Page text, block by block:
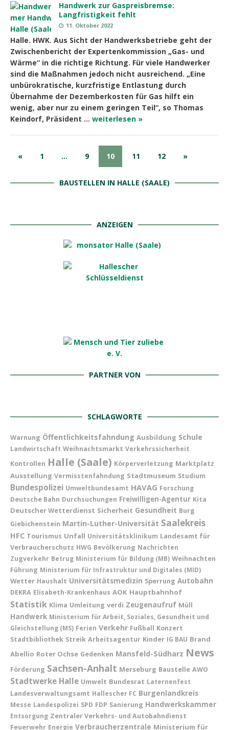
Handwerk zur Gaspreisbremse:
Langfristigkeit fehlt
11. Oktober 2022
Halle. HWK. Aus Sicht der Handwerksbetriebe geht der
Zwischenbericht der Expertenkommission „Gas- und
Wärme“ in die richtige Richtung. Für viele Handwerker
sind die Maßnahmen jedoch nicht ausreichend. „Eine
unbürokratische, kurzfristige Entlastung durch
Übernahme der Dezemberkosten für Gas hilft ein
wenig, aber nur zu einem geringen Teil“, so Thomas
Keindorf, Präsident … weiterlesen »
« 1 … 9 10 11 12 »
BAUSTELLEN IN HALLE (SAALE)
ANZEIGEN
PARTNER VON
SCHLAGWORTE
Warnung Öffentlichkeitsfahndung Ausbildung Schule
Landwirtschaft Weihnachtsmarkt Verkehrssicherheit
Kontrollen Halle (Saale) Körperverletzung Marktplatz
Ausstellung Vermisstenfahndung Stadtmuseum Studium
Bundespolizei Umweltbundesamt HAVAG Forschung
Deutsche Bahn Durchsuchungen Freiwilligen-Agentur Kita
Deutscher Wetterdienst Sicherheit Gesundheit Burg
Giebichenstein Martin-Luther-Universität Saalekreis
HFC Tourismus Unfall Universitätsklinikum Landesamt für
Verbraucherschutz HWG Bevölkerung Nachrichten
Zugverkehr Betrug Ministerium für Bildung (MB) Weihnachten
Führung Ministerium für Infrastruktur und Digitales (MID)
Wetter Haushalt Universitätsmedizin Sperrung Autobahn
DEKRA Elisabeth-Krankenhaus AOK Hauptbahnhof
Statistik Klima Umleitung verdi Zeugenaufruf Müll
Handwerk Ministerium für Arbeit, Soziales, Gesundheit und
Gleichstellung (MS) Ferien Verkehr Fußball Konzert
Stadtbibliothek Streik Arbeitsagentur Kinder IG BAU Brand
Abellio Roter Ochse Gedenken Mansfeld-Südharz News
Förderung Sachsen-Anhalt Merseburg Baustelle AWO
Stadtwerke Halle Umwelt Bundesrat Laternenfest
Landesverwaltungsamt Hallescher FC Burgenlandkreis
Messe Landespolizei SPD FDP Sanierung Handwerkskammer
Entsorgung Zentraler Verkehrs- und Autobahndienst
Feuerwehr Energie Verbraucherzentrale Ministerium für